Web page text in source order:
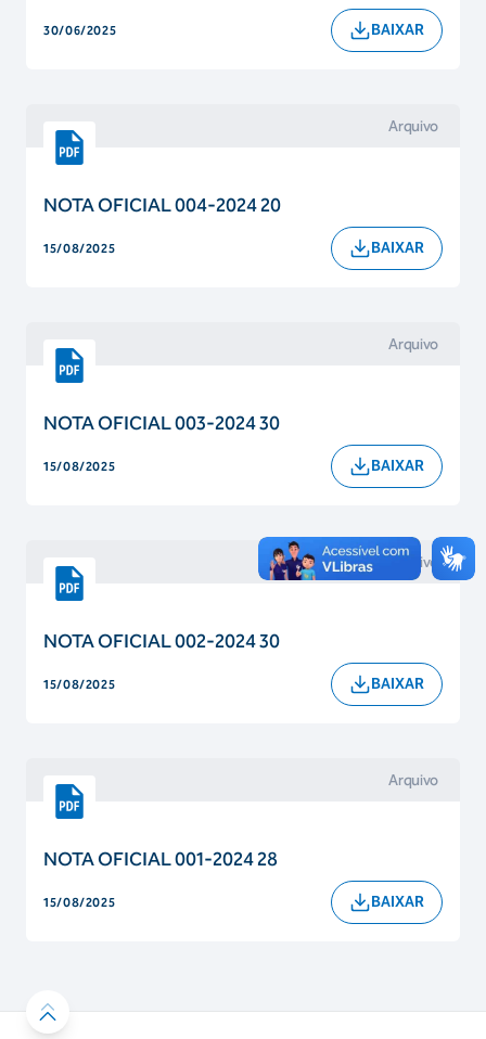
30/06/2025 BAIXAR
Arquivo
NOTA OFICIAL 004-2024 20
15/08/2025 BAIXAR
Arquivo
NOTA OFICIAL 003-2024 30
15/08/2025 BAIXAR
Arquivo
NOTA OFICIAL 002-2024 30
15/08/2025 BAIXAR
Arquivo
NOTA OFICIAL 001-2024 28
15/08/2025 BAIXAR